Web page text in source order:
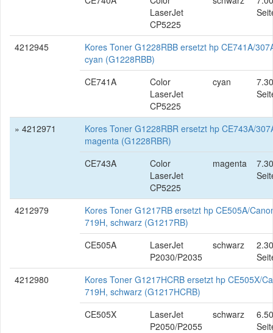
LaserJet
CP5225
4212945
Kores Toner G1228RBB ersetzt hp CE741A/
cyan (G1228RBB)
CE741A
Color
LaserJet
CP5225
cyan
» 4212971
Kores Toner G1228RBR ersetzt hp CE743A/
magenta (G1228RBR)
CE743A
Color
LaserJet
CP5225
magenta
4212979
Kores Toner G1217RB ersetzt hp CE505A/
719H, schwarz (G1217RB)
CE505A
LaserJet
P2030/P2035
schwarz
4212980
Kores Toner G1217HCRB ersetzt hp CE505X/
719H, schwarz (G1217HCRB)
CE505X
LaserJet
P2050/P2055
schwarz